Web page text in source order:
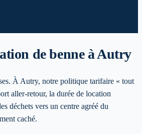
de benne à Autry
À Autry, notre politique tarifaire « tout
aller-retour, la durée de location
déchets vers un centre agréé du
caché.